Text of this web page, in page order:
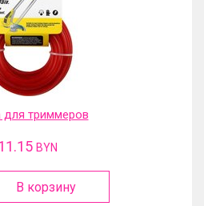
для триммеров
BYN
В корзину